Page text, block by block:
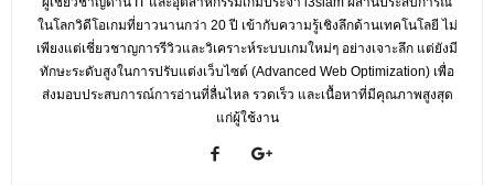
ในโลกวิดีโอเกมที่ยาวนานกว่า 20 ปี เข้ากับความรู้เชิงลึกด้านเทคโนโลยี ไม่
เพียงแต่เชี่ยวชาญการรีวิวและวิเคราะห์ระบบเกมใหม่ๆ อย่างเจาะลึก แต่ยังมี
ทักษะระดับสูงในการปรับแต่งเว็บไซต์ (Advanced Web Optimization) เพื่อ
ส่งมอบประสบการณ์การอ่านที่ลื่นไหล รวดเร็ว และเนื้อหาที่มีคุณภาพสูงสุด
แก่ผู้ใช้งาน